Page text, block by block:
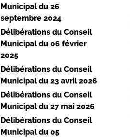
Municipal du 26
septembre 2024
Délibérations du Conseil
Municipal du 06 février
2025
Délibérations du Conseil
Municipal du 23 avril 2026
Délibérations du Conseil
Municipal du 27 mai 2026
Délibérations du Conseil
Municipal du 05